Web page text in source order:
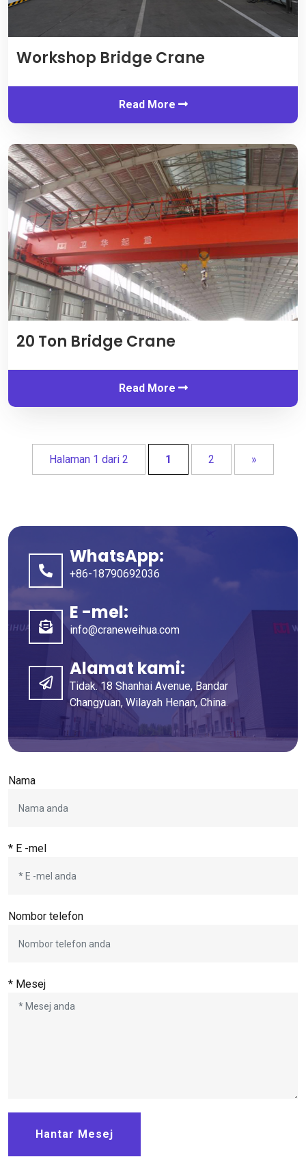
Workshop Bridge Crane
Read More
20 Ton Bridge Crane
Read More
Halaman 1 dari 2 1 2 »
WhatsApp:
+86-18790692036
E -mel:
info@craneweihua.com
Alamat kami:
Tidak. 18 Shanhai Avenue, Bandar
Changyuan, Wilayah Henan, China.
Nama
* E -mel
Nombor telefon
* Mesej
Hantar Mesej